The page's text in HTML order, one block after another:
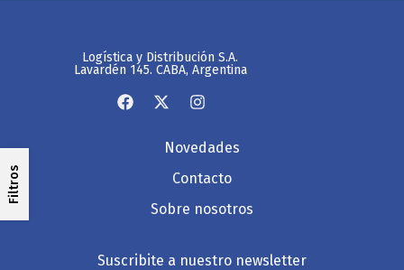
Filtros
Logística y Distribución S.A.
Lavardén 145. CABA, Argentina
Novedades
Contacto
Sobre nosotros
Suscribite a nuestro newsletter